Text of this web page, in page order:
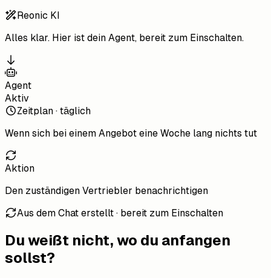
Reonic KI
Alles klar. Hier ist dein Agent, bereit zum Einschalten.
Agent
Aktiv
Zeitplan · täglich
Wenn sich bei einem Angebot eine Woche lang nichts tut
Aktion
Den zuständigen Vertriebler benachrichtigen
Aus dem Chat erstellt · bereit zum Einschalten
Du weißt nicht, wo du anfangen
sollst?